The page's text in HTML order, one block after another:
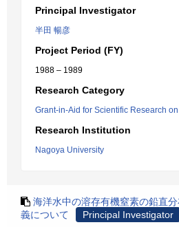
Principal Investigator
半田 暢彦
Project Period (FY)
1988 – 1989
Research Category
Grant-in-Aid for Scientific Research
Research Institution
Nagoya University
海洋水中の溶存有機窒素の鉛直
義について
Principal Investigator